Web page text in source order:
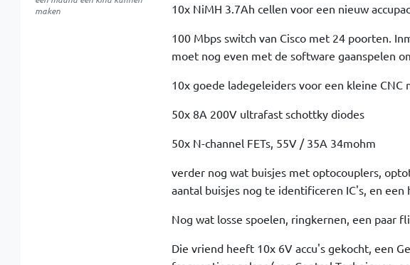
maken
10x NiMH 3.7Ah cellen voor een nieuw
100 Mbps switch van Cisco met 24 poorten.
moet nog even met de software gaanspelen
10x goede ladegeleiders voor een kleine CNC
50x 8A 200V ultrafast schottky diodes
50x N-channel FETs, 55V / 35A 34mohm
verder nog wat buisjes met optocouplers,
aantal buisjes nog te identificeren IC's, en een
Nog wat losse spoelen, ringkernen, een paar
Die vriend heeft 10x 6V accu's gekocht, een